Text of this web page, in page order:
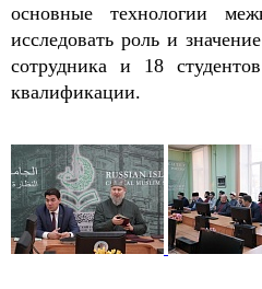
основные технологии
исследовать роль и
сотрудника и 18
квалификации.